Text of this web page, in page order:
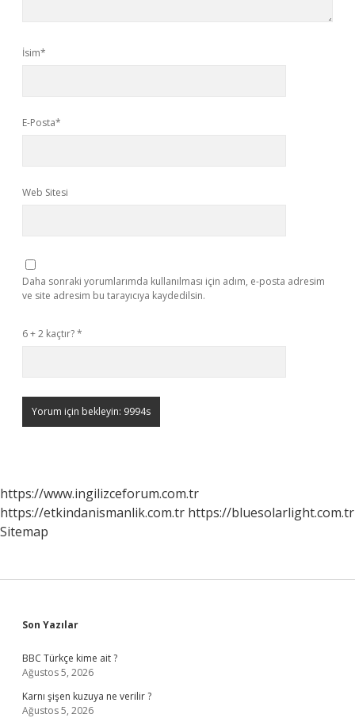
İsim*
E-Posta*
Web Sitesi
Daha sonraki yorumlarımda kullanılması için adım, e-posta adresim
ve site adresim bu tarayıcıya kaydedilsin.
6 + 2 kaçtır?*
https://www.ingilizceforum.com.tr
https://etkindanismanlik.com.tr https://bluesolarlight.com.tr
Sitemap
Sidebar
Son Yazılar
BBC Türkçe kime ait ?
Ağustos 5, 2026
Karnı şişen kuzuya ne verilir ?
Ağustos 5, 2026